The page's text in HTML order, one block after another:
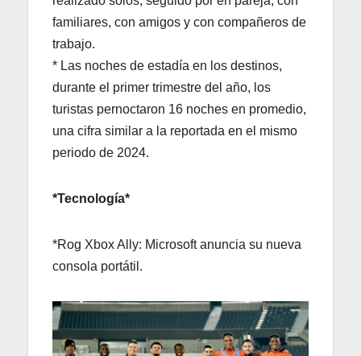
familiares, con amigos y con compañeros de
trabajo.
* Las noches de estadía en los destinos,
durante el primer trimestre del año, los
turistas pernoctaron 16 noches en promedio,
una cifra similar a la reportada en el mismo
periodo de 2024.
*Tecnología*
*Rog Xbox Ally: Microsoft anuncia su nueva
consola portátil.